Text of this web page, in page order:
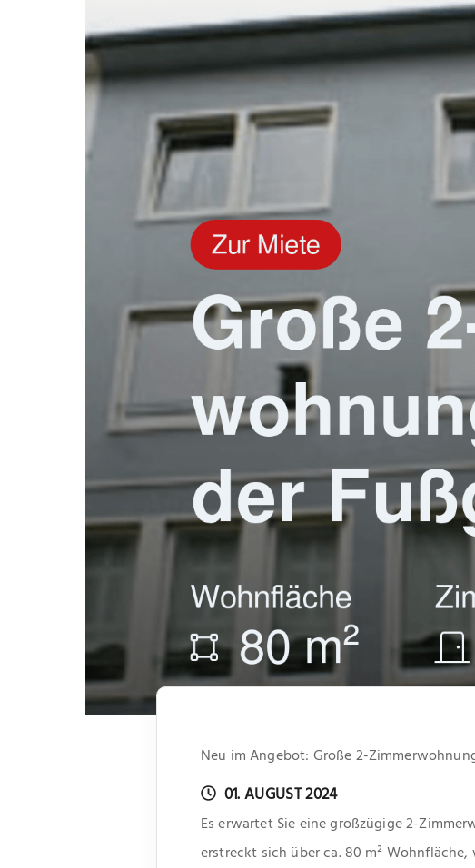
Neu im Angebot: Große 2-
01. AUGUST 2024
Es erwartet Sie eine großzügige 2-
erstreckt sich über ca. 80 m²